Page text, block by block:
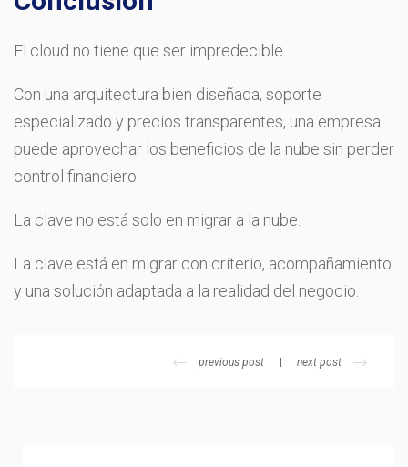
El cloud no tiene que ser impredecible.
Con una arquitectura bien diseñada, soporte
especializado y precios transparentes, una empresa
puede aprovechar los beneficios de la nube sin perder
control financiero.
La clave no está solo en migrar a la nube.
La clave está en migrar con criterio, acompañamiento
y una solución adaptada a la realidad del negocio.
previous post next post